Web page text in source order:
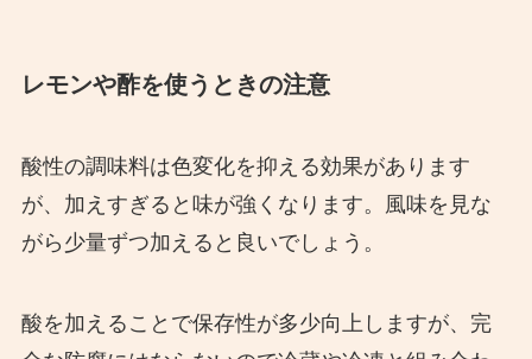
レモンや酢を使うときの注意
酸性の調味料は色変化を抑える効果があります
が、加えすぎると味が強くなります。風味を見な
がら少量ずつ加えると良いでしょう。
酸を加えることで保存性が多少向上しますが、完